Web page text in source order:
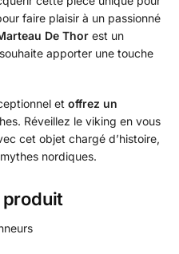
faire plaisir à un passionné
De Thor est un
apporter une touche
et offrez un
Réveillez le viking en vous
cet objet chargé d’histoire,
nordiques.